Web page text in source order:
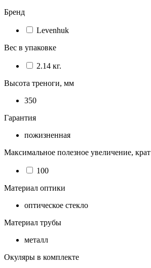
Бренд
Levenhuk
Вес в упаковке
2.14 кг.
Высота треноги, мм
350
Гарантия
пожизненная
Максимальное полезное увеличение, крат
100
Материал оптики
оптическое стекло
Материал трубы
металл
Окуляры в комплекте